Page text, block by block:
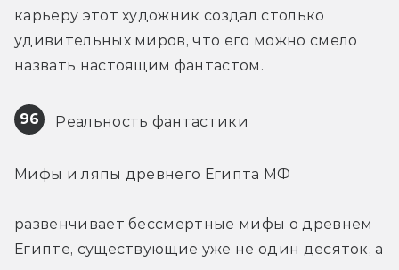
карьеру этот художник создал столько
удивительных миров, что его можно смело
назвать настоящим фантастом.
96 Реальность фантастики
Мифы и ляпы древнего Египта МФ
развенчивает бессмертные мифы о древнем
Египте, существующие уже не один десяток, а